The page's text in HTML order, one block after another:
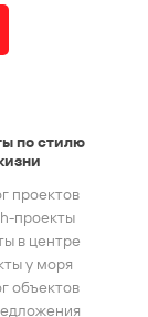
по стилю
проектов
проекты
в центре
у моря
объектов